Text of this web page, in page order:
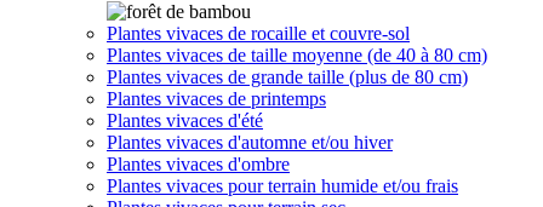
Plantes vivaces de rocaille et couvre-sol
Plantes vivaces de taille moyenne (de 40 à 80 cm)
Plantes vivaces de grande taille (plus de 80 cm)
Plantes vivaces de printemps
Plantes vivaces d'été
Plantes vivaces d'automne et/ou hiver
Plantes vivaces d'ombre
Plantes vivaces pour terrain humide et/ou frais